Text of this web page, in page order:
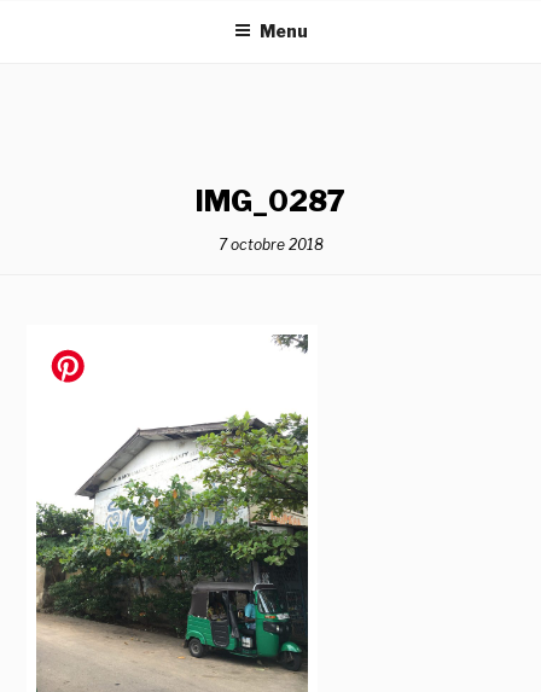
Menu
IMG_0287
7 octobre 2018